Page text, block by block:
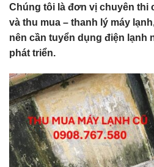
Chúng tôi là đơn vị chuyên thi
và thu mua – thanh lý máy lạnh
nên cần tuyển dụng điện lạnh
phát triển.